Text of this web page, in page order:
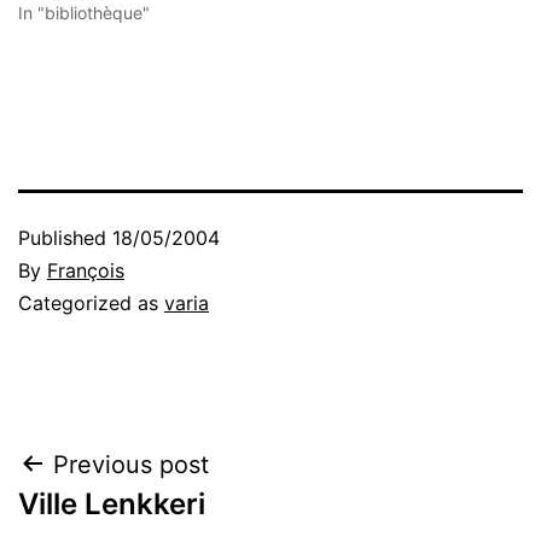
In "bibliothèque"
Published 18/05/2004
By François
Categorized as varia
Post
navigation
Previous post
Ville Lenkkeri